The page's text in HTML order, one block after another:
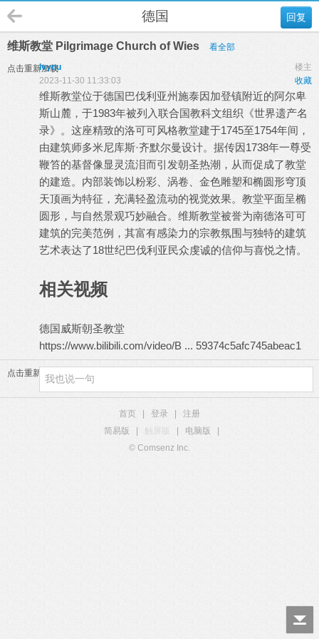
回复
德国
维斯教堂 Pilgrimage Church of Wies 看全部
点击重新加载 楼主
lvyou
收藏
2023-11-30 11:33:03
维斯教堂位于德国巴伐利亚州施泰因加登镇附近的阿尔卑
斯山麓，于1983年被列入联合国教科文组织《世界遗产名
录》。这座精致的洛可可风格教堂建于1745至1754年间，
由建筑师多米尼库斯·齐默尔曼设计。据传因1738年一尊受
鞭笞的基督像显灵流泪而引发朝圣热潮，从而促成了教堂
的建造。内部装饰以粉彩、涡卷、金色雕塑和椭圆形穹顶
天顶画为特征，充满轻盈流动的视觉效果。教堂平面呈椭
圆形，与自然景观巧妙融合。维斯教堂被誉为南德洛可可
建筑的完美范例，其富有感染力的宗教氛围与独特的建筑
艺术表达了18世纪巴伐利亚民众虔诚的信仰与喜悦之情。
相关视频
德国威斯朝圣教堂
https://www.bilibili.com/video/B ... 59374c5afc745abeac1
点击重新加载
首页 登录
注册
简易版
触屏版 电脑版
© Comsenz Inc.